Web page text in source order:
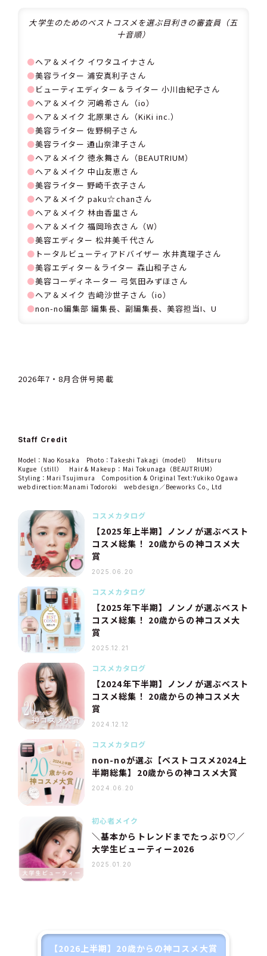
大学生のためのベストコスメを選ぶ目利きの審査員（五
十音順）
⚫ヘア＆メイク イワタユイナさん
⚫美容ライター 浦安真利子さん
⚫ビューティエディター＆ライター 小川由紀子さん
⚫ヘア＆メイク 河嶋希さん（io）
⚫ヘア＆メイク 北原果さん（KiKi inc.）
⚫美容ライター 佐野桐子さん
⚫美容ライター 通山奈津子さん
⚫ヘア＆メイク 徳永舞さん（BEAUTRIUM）
⚫ヘア＆メイク 中山友恵さん
⚫美容ライター 野崎千衣子さん
⚫ヘア＆メイク paku☆chanさん
⚫ヘア＆メイク 林由香里さん
⚫ヘア＆メイク 福岡玲衣さん（W）
⚫美容エディター 松井美千代さん
⚫ トータルビューティアドバイザー 水井真理子さん
⚫美容エディター＆ライター 森山和子さん
⚫美容コーディネーター 弓気田みずほさん
⚫ヘア＆メイク 𠮷﨑沙世子さん（io）
⚫non-no編集部 編集長、副編集長、美容担当I、U
2026年7・8月合併号掲載
Staff Credit
Model：Nao Kosaka Photo：Takeshi Takagi（model） Mitsuru
Kugue（still） Hair & Makeup：Mai Tokunaga（BEAUTRIUM）
Styling：Mari Tsujimura Composition & Original Text:Yukiko Ogawa
web direction:Manami Todoroki web design／Beeworks Co., Ltd
コスメカタログ
【2025年上半期】ノンノが選ぶベスト
コスメ総集！ 20歳からの神コスメ大
賞
2025.06.20
コスメカタログ
【2025年下半期】ノンノが選ぶベスト
コスメ総集！ 20歳からの神コスメ大
賞
2025.12.21
コスメカタログ
【2024年下半期】ノンノが選ぶベスト
コスメ総集！ 20歳からの神コスメ大
賞
2024.12.12
コスメカタログ
non-noが選ぶ【ベストコスメ2024上
半期総集】20歳からの神コスメ大賞
2024.06.20
初心者メイク
＼基本からトレンドまでたっぷり♡／
大学生ビューティー2026
2025.01.20
【2026上半期】20歳からの神コスメ大賞